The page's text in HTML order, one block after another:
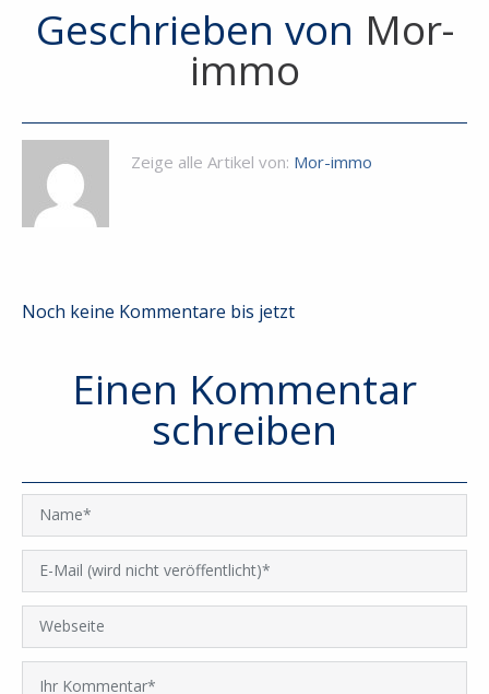
Geschrieben von Mor-
immo
Zeige alle Artikel von: Mor-immo
Noch keine Kommentare bis jetzt
Einen Kommentar
schreiben